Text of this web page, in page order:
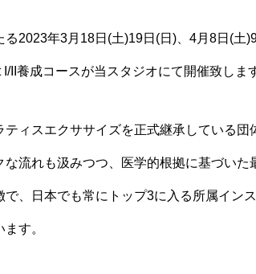
る2023年3月18日(土)19日(日)、4月8日(土
I/II養成コースが当スタジオにて開催致しま
ティスエクササイズを正式継承している
な流れも汲みつつ、医学的根拠に基づい
で、日本でも常にトップ3に入る所属イン
ます。